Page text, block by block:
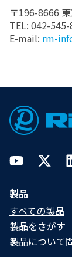
〒196-8666
TEL: 042-
E-mail: rm-
Footer
YouTubeTwitter
製品
すべての製品
製品をさがす
製品について